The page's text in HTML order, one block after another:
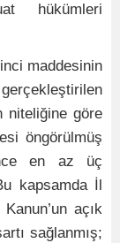
hükümleri
maddesinin
niteliğine göre
öngörülmüş
en az üç
kapsamda İl
açık
sağlanmış;